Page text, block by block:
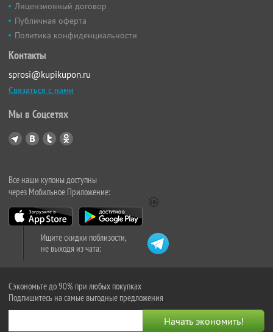
Лицензионный договор
Публичная оферта
Политика конфиденциальности
Контакты
sprosi@kupikupon.ru
Связаться с нами
Мы в Соцсетях
Все наши купоны доступны
через Мобильное Приложение:
Ищите скидки поблизости,
не выходя из чата:
Сэкономьте до 90% при любых покупках
Подпишитесь на самые выгодные предложения